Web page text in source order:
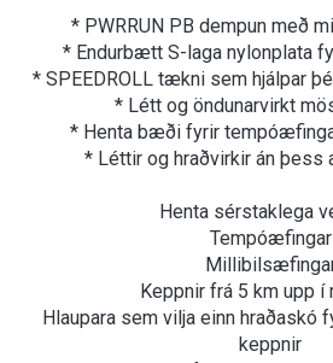
* PWRRUN PB dempun með
* Endurbætt S-laga nylonplata
* SPEEDROLL tækni sem hjálpar
* Létt og öndunarvirkt
* Henta bæði fyrir
* Léttir og hraðvirkir án þess
Henta sérstaklega
Tempóæfingar
Keppnir frá 5 km upp í
Hlaupara sem vilja einn
keppnir